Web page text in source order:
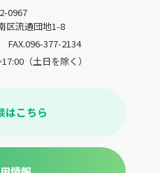
0967
区流通団地1-8
FAX.096-377-2134
（土日を除く）
はこちら